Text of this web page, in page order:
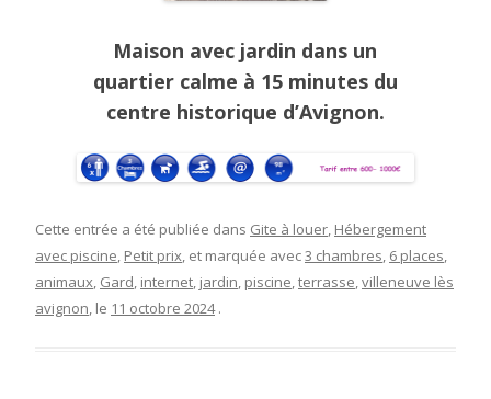
Maison avec jardin dans un
quartier calme à 15 minutes du
centre historique d’Avignon.
Cette entrée a été publiée dans Gite à louer, Hébergement
avec piscine, Petit prix, et marquée avec3 chambres, 6 places,
animaux, Gard, internet, jardin, piscine,terrasse,villeneuve lès
avignon, le 11 octobre 2024 .